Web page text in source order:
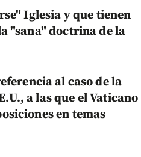
Iglesia y que tienen
"sana" doctrina de la
al caso de la
a las que el Vaticano
en temas